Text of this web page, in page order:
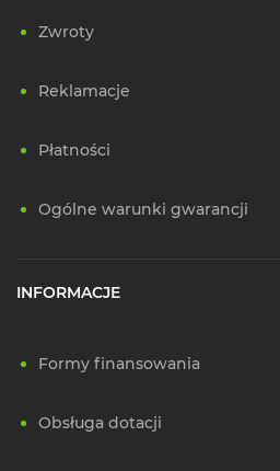
Zwroty
Reklamacje
Płatności
Ogólne warunki gwarancji
INFORMACJE
Formy finansowania
Obsługa dotacji